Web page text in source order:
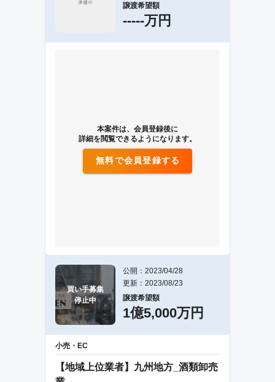
譲渡希望額
-----万円
本案件は、会員登録後に
詳細を閲覧できるようになります。
無料で会員登録する
買い手募集
停止中
公開：2023/04/28
更新：2023/08/23
譲渡希望額
1億5,000万円
小売・EC
【地域上位業者】九州地方_酒類卸売